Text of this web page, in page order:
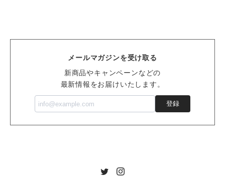
メールマガジンを受け取る
新商品やキャンペーンなどの
最新情報をお届けいたします。
登録